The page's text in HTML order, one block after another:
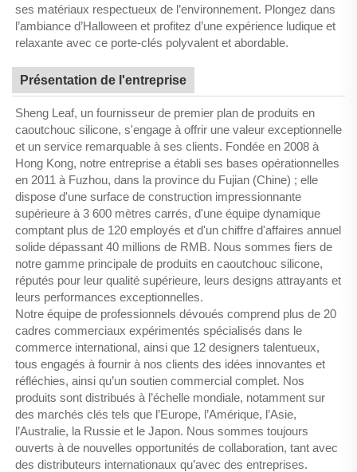
ses matériaux respectueux de l’environnement. Plongez dans
l’ambiance d’Halloween et profitez d’une expérience ludique et
relaxante avec ce porte-clés polyvalent et abordable.
Présentation de l'entreprise
Sheng Leaf, un fournisseur de premier plan de produits en
caoutchouc silicone, s'engage à offrir une valeur exceptionnelle
et un service remarquable à ses clients. Fondée en 2008 à
Hong Kong, notre entreprise a établi ses bases opérationnelles
en 2011 à Fuzhou, dans la province du Fujian (Chine) ; elle
dispose d'une surface de construction impressionnante
supérieure à 3 600 mètres carrés, d'une équipe dynamique
comptant plus de 120 employés et d'un chiffre d'affaires annuel
solide dépassant 40 millions de RMB. Nous sommes fiers de
notre gamme principale de produits en caoutchouc silicone,
réputés pour leur qualité supérieure, leurs designs attrayants et
leurs performances exceptionnelles.
Notre équipe de professionnels dévoués comprend plus de 20
cadres commerciaux expérimentés spécialisés dans le
commerce international, ainsi que 12 designers talentueux,
tous engagés à fournir à nos clients des idées innovantes et
réfléchies, ainsi qu’un soutien commercial complet. Nos
produits sont distribués à l’échelle mondiale, notamment sur
des marchés clés tels que l’Europe, l’Amérique, l’Asie,
l’Australie, la Russie et le Japon. Nous sommes toujours
ouverts à de nouvelles opportunités de collaboration, tant avec
des distributeurs internationaux qu’avec des entreprises.